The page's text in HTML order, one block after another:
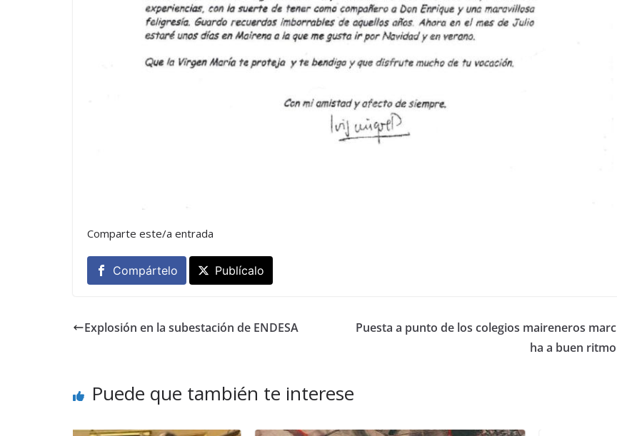
Comparte este/a entrada
Compártelo Publícalo
Explosión en la subestación de ENDESA
Puesta a punto de los colegios maireneros marc
ha a buen ritmo
Puede que también te interese